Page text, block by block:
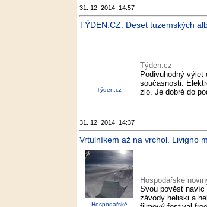
31. 12. 2014, 14:57
TÝDEN.CZ: Deset tuzemských
Týden.cz
Týden.cz
Podivuhodný
současnosti.
zlo. Je dobré do
31. 12. 2014, 14:37
Vrtulníkem až na vrchol. Livigno
Hospodářské
Hospodářské
Svou pověst navíc
závody heliski a